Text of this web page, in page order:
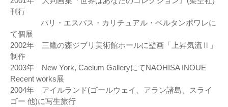
刊行
パリ・エスパス・カリチュアル・ベルタンポワレに
て個展
2002年 三鷹の森ジブリ美術館ホールに壁画「上昇気流Ⅱ」
制作
2003年 New York, Caelum GalleryにてNAOHISA INOUE
Recent works展
2004年 アイルランド(ゴールウェイ、アラン諸島、スライ
ゴー 他)に写生旅行